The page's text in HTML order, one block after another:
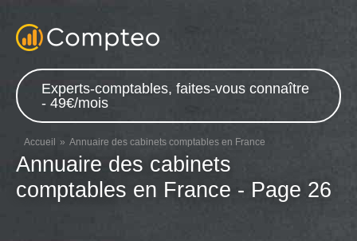
Experts-comptables, faites-vous connaître
- 49€/mois
Accueil Annuaire des cabinets comptables en France
Annuaire des cabinets
comptables en France - Page 26